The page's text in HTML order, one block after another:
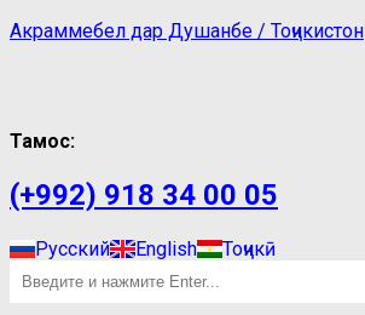
Акраммебел дар Душанбе / Тоҷикистон
Тамос:
(+992) 918 34 00 05
Русский English Тоҷикӣ